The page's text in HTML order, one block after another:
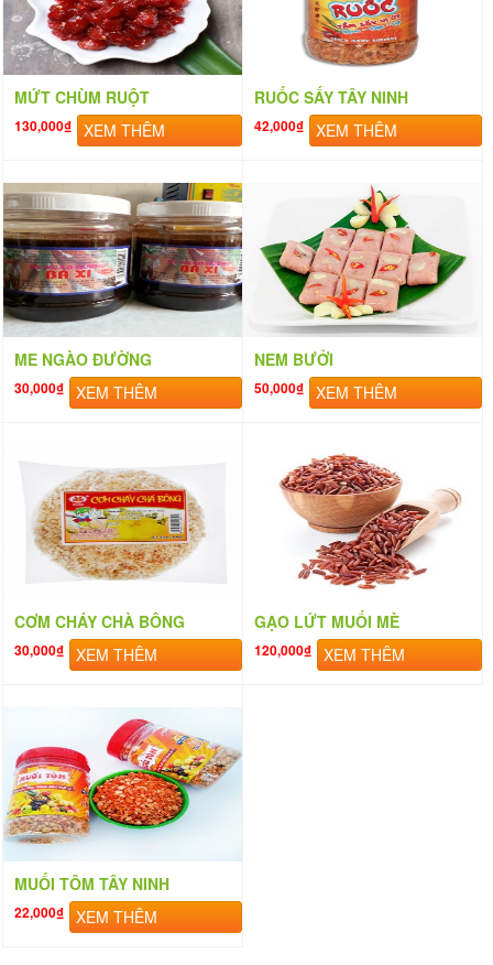
MỨT CHÙM RUỘT
130,000₫ XEM THÊM
RUỐC SẤY TÂY NINH
42,000₫ XEM THÊM
ME NGÀO ĐƯỜNG
30,000₫ XEM THÊM
NEM BƯỞI
50,000₫ XEM THÊM
CƠM CHÁY CHÀ BÔNG
30,000₫ XEM THÊM
GẠO LỨT MUỐI MÈ
120,000₫ XEM THÊM
MUỐI TÔM TÂY NINH
22,000₫ XEM THÊM